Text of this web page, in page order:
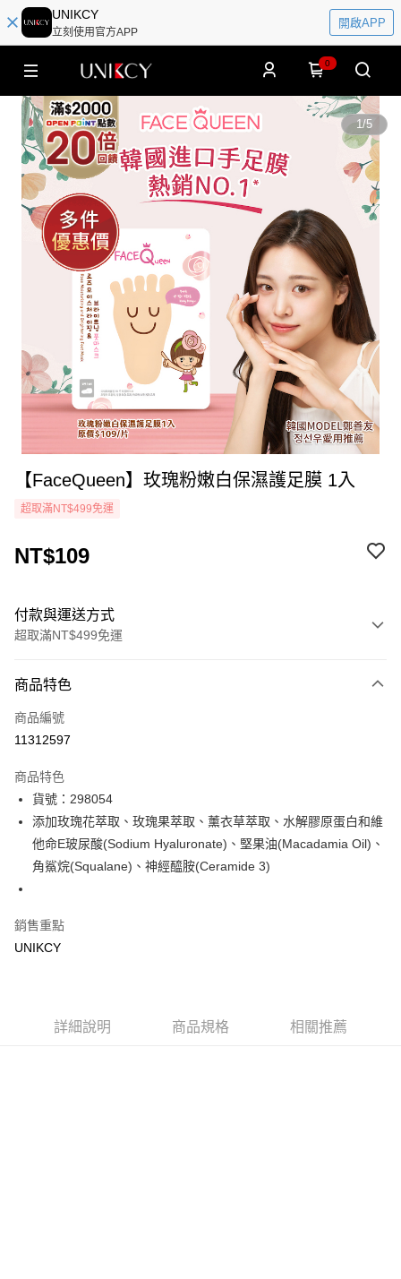
UNIKCY
立刻使用官方APP
開啟APP
0
1/5
【FaceQueen】玫瑰粉嫩白保濕護足膜 1入
超取滿NT$499免運
NT$109
付款與運送方式
超取滿NT$499免運
icash Pay
信用卡一次付款
LINE Pay
Apple Pay
街口支付
悠遊付
Google Pay
每筆NT$70，滿NT$499(含以上)免運費
商品特色
商品編號
11312597
商品特色
貨號：298054
添加玫瑰花萃取、玫瑰果萃取、薰衣草萃取、水解膠原蛋白和維
他命E玻尿酸(Sodium Hyaluronate)、堅果油(Macadamia Oil)、
角鯊烷(Squalane)、神經醯胺(Ceramide 3)
銷售重點
UNIKCY
詳細說明 商品規格 相關推薦